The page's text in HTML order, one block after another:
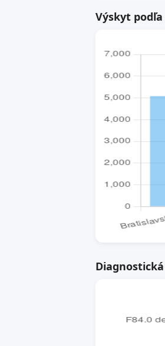
Výskyt